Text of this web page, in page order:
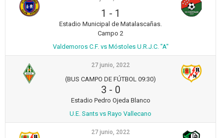
1 - 1
Estadio Municipal de Matalascañas.
Campo 2
Valdemoros C.F. vs Móstoles U.R.J.C. "A"
27 junio, 2022
(BUS CAMPO DE FÚTBOL 09:30)
3 - 0
Estadio Pedro Ojeda Blanco
U.E. Sants vs Rayo Vallecano
27 junio, 2022